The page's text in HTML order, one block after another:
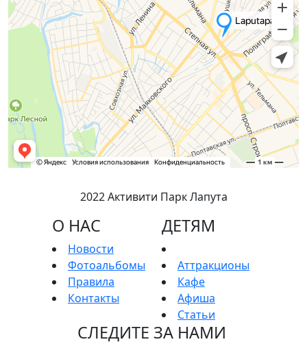
2022 Активити Парк Лапута
О НАС
Новости
Фотоальбомы
Правила
Контакты
ДЕТЯМ
Аттракционы
Кафе
Афиша
Статьи
СЛЕДИТЕ ЗА НАМИ